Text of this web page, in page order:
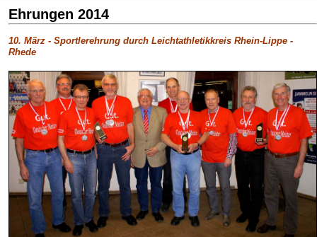
Ehrungen 2014
10. März - Sportlerehrung durch Leichtathletikkreis Rhein-Lippe -
Rhede